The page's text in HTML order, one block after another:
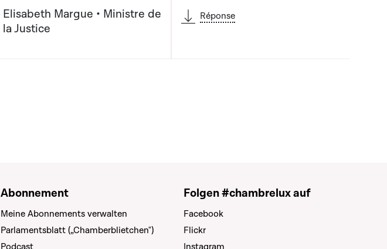
Elisabeth Margue • Ministre de
la Justice
Réponse
Abonnement
Meine Abonnements verwalten
Parlamentsblatt („Chamberblietchen")
Podcast
Folgen #chambrelux auf
Facebook
Flickr
Instagram